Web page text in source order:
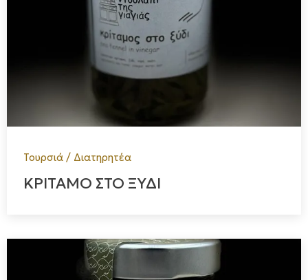
Τουρσιά / Διατηρητέα
ΚΡΙΤΑΜΟ ΣΤΟ ΞΥΔΙ